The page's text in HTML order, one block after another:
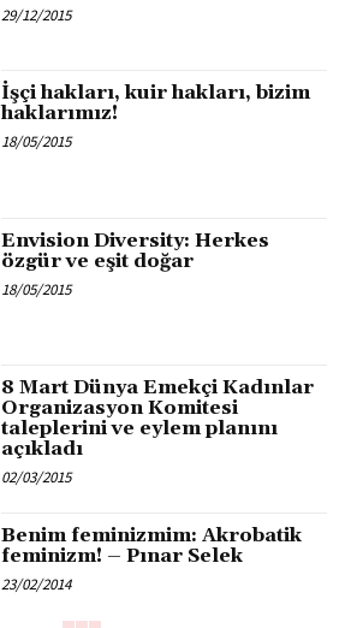
29/12/2015
İşçi hakları, kuir hakları, bizim
haklarımız!
18/05/2015
Envision Diversity: Herkes
özgür ve eşit doğar
18/05/2015
8 Mart Dünya Emekçi Kadınlar
Organizasyon Komitesi
taleplerini ve eylem planını
açıkladı
02/03/2015
Benim feminizmim: Akrobatik
feminizm! – Pınar Selek
23/02/2014